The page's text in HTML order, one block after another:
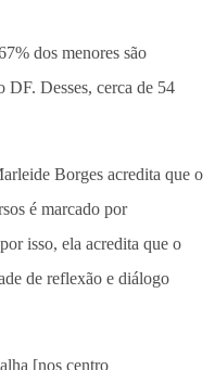
dos menores são
DF. Desses, cerca de 54
Borges acredita que o
é marcado por
isso, ela acredita que o
de reflexão e diálogo
[nos centro